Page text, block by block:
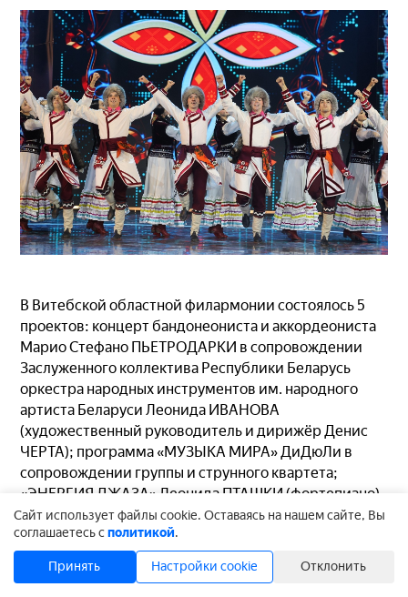
В Витебской областной филармонии состоялось 5
проектов: концерт бандонеониста и аккордеониста
Марио Стефано ПЬЕТРОДАРКИ в сопровождении
Заслуженного коллектива Республики Беларусь
оркестра народных инструментов им. народного
артиста Беларуси Леонида ИВАНОВА
(художественный руководитель и дирижёр Денис
ЧЕРТА); программа «МУЗЫКА МИРА» ДиДюЛи в
сопровождении группы и струнного квартета;
«ЭНЕРГИЯ ДЖАЗА» Леонида ПТАШКИ (фортепиано)
при участии Алекса АКОПОВА (барабаны) и Гасана
БАГИРОВА (бас); IV Международный танцевальный
проект “DREAM DANCE FEST”; сольный концерт
Дениса МАЦУЕВА в рамках Дней Союзного
Cайт использует файлы cookie. Оставаясь на нашем сайте, Вы
соглашаетесь сполитикой.
Принять Настройки cookie Отклонить